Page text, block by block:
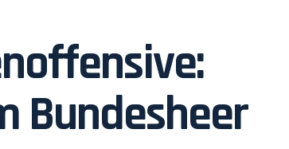
Bundesheer